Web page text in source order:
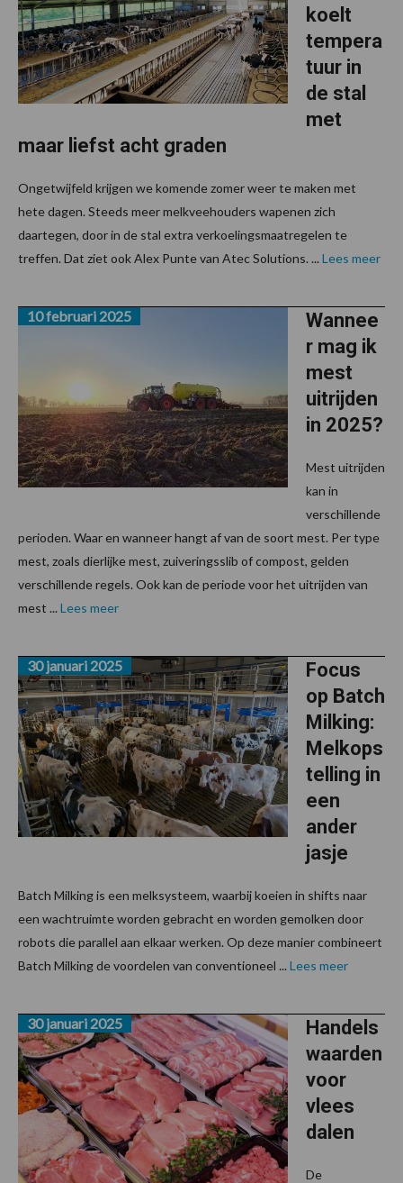
koelt
tempera
tuur in
de stal
met
maar liefst acht graden
Ongetwijfeld krijgen we komende zomer weer te maken met
hete dagen. Steeds meer melkveehouders wapenen zich
daartegen, door in de stal extra verkoelingsmaatregelen te
treffen. Dat ziet ook Alex Punte van Atec Solutions. ... Lees meer
Wannee
r mag ik
mest
uitrijden
in 2025?
10 februari 2025
Mest uitrijden
kan in
verschillende
perioden. Waar en wanneer hangt af van de soort mest. Per type
mest, zoals dierlijke mest, zuiveringsslib of compost, gelden
verschillende regels. Ook kan de periode voor het uitrijden van
mest ... Lees meer
Focus
op Batch
Milking:
Melkops
telling in
een
ander
jasje
30 januari 2025
Batch Milking is een melksysteem, waarbij koeien in shifts naar
een wachtruimte worden gebracht en worden gemolken door
robots die parallel aan elkaar werken. Op deze manier combineert
Batch Milking de voordelen van conventioneel ... Lees meer
Handels
waarden
voor
vlees
dalen
30 januari 2025
De